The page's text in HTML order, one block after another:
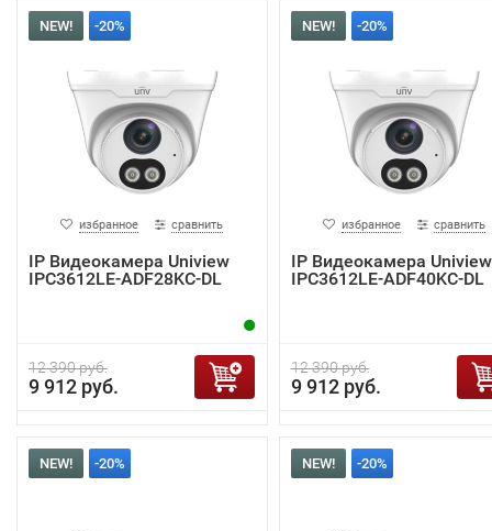
NEW! -20%
избранное сравнить
IP Видеокамера Uniview
IPC3612LE-ADF28KC-DL
12 390 руб.
9 912 руб.
NEW! -20%
избранное сравнить
IP Видеокамера Uniview
IPC3612LE-ADF40KC-DL
12 390 руб.
9 912 руб.
NEW! -20% NEW! -20%